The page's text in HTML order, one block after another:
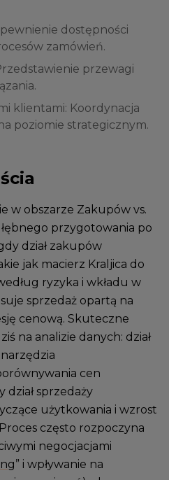
dostępności
zamówień.
przewagi
klientami: Koordynacja
poziomie strategicznym.
w obszarze Zakupów vs.
przygotowania po
dział zakupów
jak macierz Kraljica do
ryzyka i wkładu w
sprzedaż opartą na
cenową. Skuteczne
na analizie danych: dział
cen
dział sprzedaży
użytkowania i wzrost
często rozpoczyna
negocjacjami
” i wpływanie na